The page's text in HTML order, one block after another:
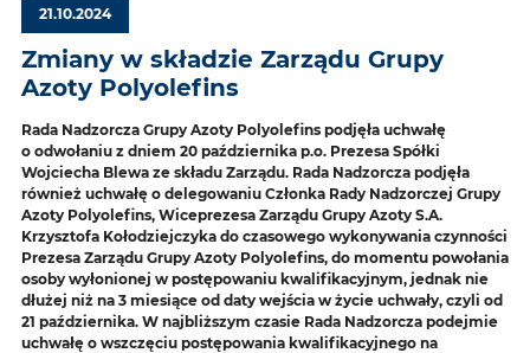
21.10.2024
Zmiany w składzie Zarządu Grupy
Azoty Polyolefins
Rada Nadzorcza Grupy Azoty Polyolefins podjęła uchwałę
o odwołaniu z dniem 20 października p.o. Prezesa Spółki
Wojciecha Blewa ze składu Zarządu. Rada Nadzorcza podjęła
również uchwałę o delegowaniu Członka Rady Nadzorczej Grupy
Azoty Polyolefins, Wiceprezesa Zarządu Grupy Azoty S.A.
Krzysztofa Kołodziejczyka do czasowego wykonywania czynności
Prezesa Zarządu Grupy Azoty Polyolefins, do momentu powołania
osoby wyłonionej w postępowaniu kwalifikacyjnym, jednak nie
dłużej niż na 3 miesiące od daty wejścia w życie uchwały, czyli od
21 października. W najbliższym czasie Rada Nadzorcza podejmie
uchwałę o wszczęciu postępowania kwalifikacyjnego na